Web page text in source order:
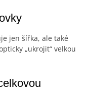
jen šířka, ale také
„ukrojit“ velkou